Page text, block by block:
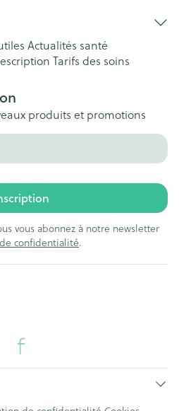
Actualités santé
Tarifs des soins
produits et promotions
vous abonnez à notre newsletter
confidentialité.